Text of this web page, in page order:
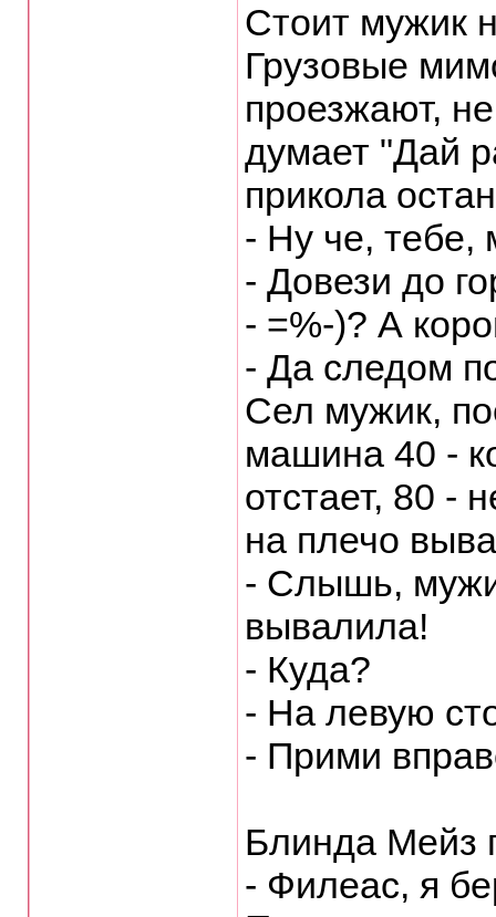
Стоит мужик
Грузовые
проезжают,
думает "Дай
прикола
- Hу че, тебе,
- Довези до
- =%-)? А
- Да следом
Сел мужик,
машина 40 -
отстает, 80 -
на плечо
- Слышь,
вывалила!
- Куда?
- Hа левую
- Прими
Блинда Мейз
- Филеас, я